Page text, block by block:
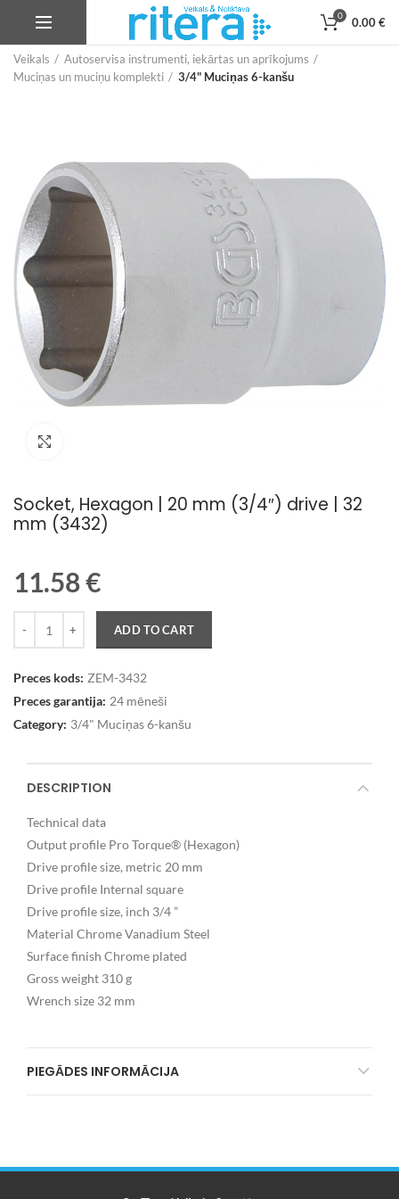
0 0.00€
Veikals
Autoservisa instrumenti, iekārtas un aprīkojums
Muciņas un muciņu komplekti
3/4" Muciņas 6-kanšu
Socket, Hexagon | 20 mm (3/4″) drive | 32
mm (3432)
11.58€
ADD TO CART
Preces kods: ZEM-3432
Preces garantija: 24 mēneši
Category: 3/4" Muciņas 6-kanšu
DESCRIPTION
Technical data
Output profile Pro Torque® (Hexagon)
Drive profile size, metric 20 mm
Drive profile Internal square
Drive profile size, inch 3/4 ”
Material Chrome Vanadium Steel
Surface finish Chrome plated
Gross weight 310 g
Wrench size 32 mm
PIEGĀDES INFORMĀCIJA